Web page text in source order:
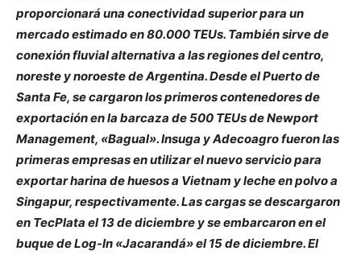
proporcionará una conectividad superior para un
mercado estimado en 80.000 TEUs. También sirve de
conexión fluvial alternativa a las regiones del centro,
noreste y noroeste de Argentina. Desde el Puerto de
Santa Fe, se cargaron los primeros contenedores de
exportación en la barcaza de 500 TEUs de Newport
Management, «Bagual». Insuga y Adecoagro fueron las
primeras empresas en utilizar el nuevo servicio para
exportar harina de huesos a Vietnam y leche en polvo a
Singapur, respectivamente. Las cargas se descargaron
en TecPlata el 13 de diciembre y se embarcaron en el
buque de Log-In «Jacarandá» el 15 de diciembre. El